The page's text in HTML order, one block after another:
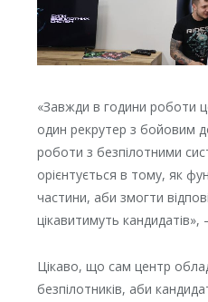
«Завжди в години роботи
один рекрутер з бойовим
роботи з безпілотними
орієнтується в тому, як
частини, аби змогти
цікавитимуть
Цікаво, що сам центр
безпілотників, аби